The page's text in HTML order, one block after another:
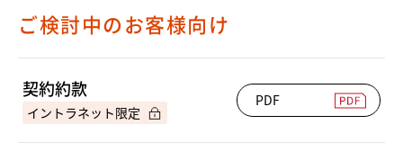
ご検討中のお客様向け
契約約款 PDF